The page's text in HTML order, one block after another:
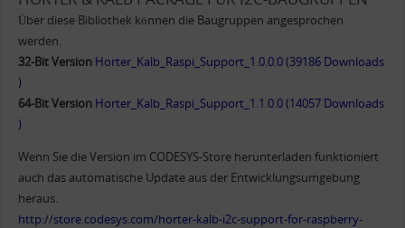
Über diese Bibliothek können die Baugruppen angesprochen
werden.
32-Bit Version Horter_Kalb_Raspi_Support_1.0.0.0 (39186 Downloads
)
64-Bit Version Horter_Kalb_Raspi_Support_1.1.0.0 (14057 Downloads
)
Wenn Sie die Version im CODESYS-Store herunterladen funktioniert
auch das automatische Update aus der Entwicklungsumgebung
heraus.
http://store.codesys.com/horter-kalb-i2c-support-for-raspberry-